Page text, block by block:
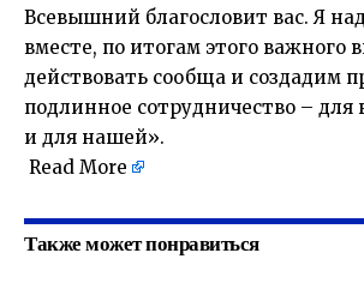
Всевышний благословит вас. Я
вместе, по итогам этого важного
действовать сообща и создадим
подлинное сотрудничество –
и для нашей».
Read More
Также может понравиться